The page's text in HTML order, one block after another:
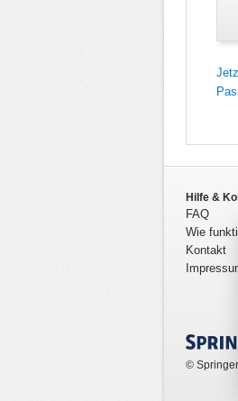
Hilfe &
FAQ
Wie
Kontakt
©